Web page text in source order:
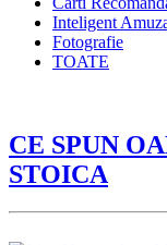
Inteligent
Fotografie
TOATE
CE SPUN
STOICA